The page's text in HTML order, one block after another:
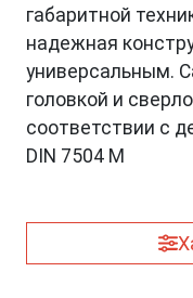
габаритной
надежная
универсальным.
головкой и
соответствии с
DIN 7504 M